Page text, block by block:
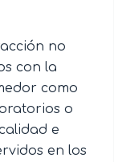
no
con la
como
o
e
en los